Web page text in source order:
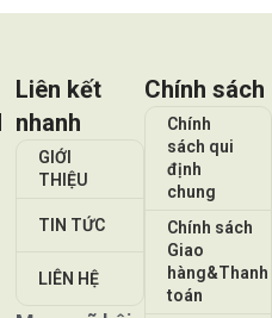
Liên kết
nhanh
GIỚI
THIỆU
TIN TỨC
LIÊN HỆ
Chính sách
Chính
sách qui
định
chung
Chính sách
Giao
hàng&Thanh
toán